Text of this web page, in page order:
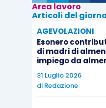
Area lavoro
Articoli del giorno
AGEVOLAZIONI
Esonero
di madri di
impiego da
31 Luglio 2026
di Redazione